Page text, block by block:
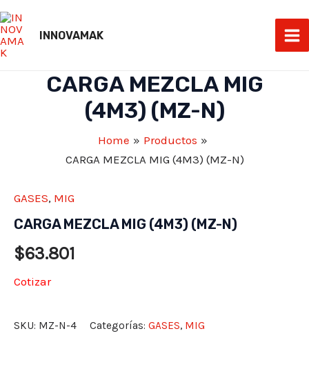
Skip
to
content
INNOVAMAK
CARGA MEZCLA MIG
(4M3) (MZ-N)
Home
Productos
CARGA MEZCLA MIG (4M3) (MZ-N)
GASES, MIG
CARGA MEZCLA MIG (4M3) (MZ-N)
$63.801
Cotizar
SKU: MZ-N-4 Categorías: GASES, MIG